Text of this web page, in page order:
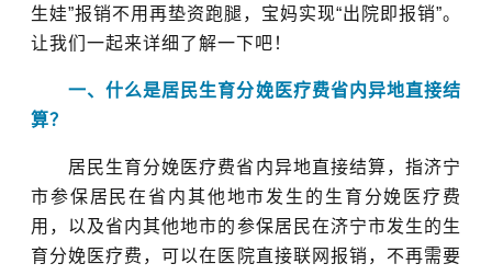
生娃”报销不用再垫资跑腿，宝妈实现“出院即报销”。
让我们一起来详细了解一下吧！
一、什么是居民生育分娩医疗费省内异地直接结
算？
居民生育分娩医疗费省内异地直接结算，指济宁
市参保居民在省内其他地市发生的生育分娩医疗费
用，以及省内其他地市的参保居民在济宁市发生的生
育分娩医疗费，可以在医院直接联网报销，不再需要